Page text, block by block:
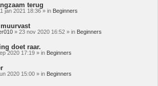
terug
jan 2021 18:36 » in Beginners
» 23 nov 2020 16:52 » in Beginners
doet raar.
2020 17:19 » in Beginners
2020 15:00 » in Beginners